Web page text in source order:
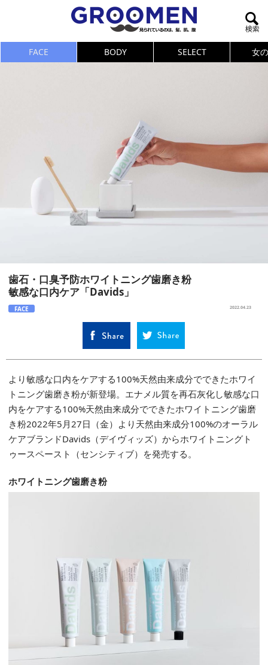
FACE BODY SELECT 女
歯石・口臭予防ホワイトニング歯磨き粉
敏感な口内ケア「Davids」
FACE 2022.04.23
より敏感な口内をケアする100%天然由来成分でできたホワイ
トニング歯磨き粉が新登場。エナメル質を再石灰化し敏感な口
内をケアする100%天然由来成分でできたホワイトニング歯磨
き粉2022年5月27日（金）より天然由来成分100%のオーラル
ケアブランドDavids（デイヴィッズ）からホワイトニングト
ゥースペースト（センシティブ）を発売する。
ホワイトニング歯磨き粉